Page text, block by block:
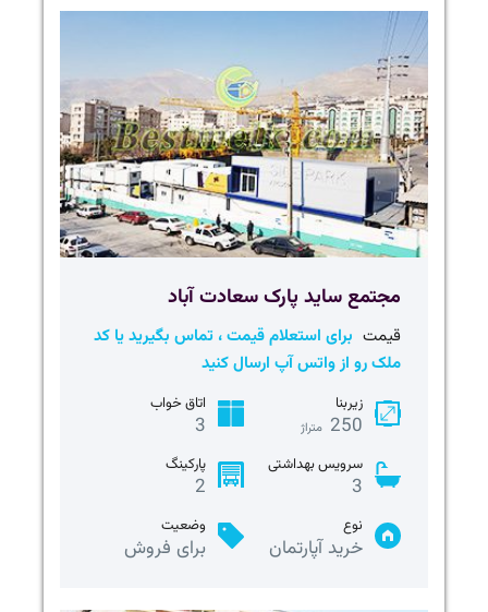
مجتمع ساید پارک سعادت آباد
قیمت برای استعلام قیمت ، تماس بگیرید یا کد
ملک رو از واتس آپ ارسال کنید
زیربنا
250 متراژ
اتاق خواب
3
سرویس بهداشتی
3
پارکینگ
2
نوع
خرید آپارتمان
وضعیت
برای فروش